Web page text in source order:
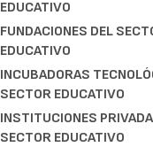
EDUCATIVO
FUNDACIONES DEL
EDUCATIVO
INCUBADORAS
SECTOR EDUCATIVO
INSTITUCIONES
SECTOR EDUCATIVO